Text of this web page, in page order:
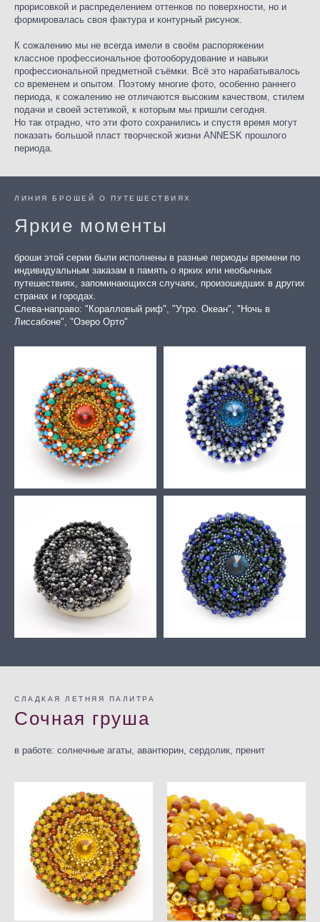
прорисовкой и распределением оттенков по поверхности, но и
формировалась своя фактура и контурный рисунок.
К сожалению мы не всегда имели в своём распоряжении
классное профессиональное фотооборудование и навыки
профессиональной предметной съёмки. Всё это нарабатывалось
со временем и опытом. Поэтому многие фото, особенно раннего
периода, к сожалению не отличаются высоким качеством, стилем
подачи и своей эстетикой, к которым мы пришли сегодня.
Но так отрадно, что эти фото сохранились и спустя время могут
показать большой пласт творческой жизни ANNESK прошлого
периода.
ЛИНИЯ БРОШЕЙ О ПУТЕШЕСТВИЯХ
Яркие моменты
броши этой серии были исполнены в разные периоды времени по
индивидуальным заказам в память о ярких или необычных
путешествиях, запоминающихся случаях, произошедших в других
странах и городах.
Слева-направо: "Коралловый риф", "Утро. Океан", "Ночь в
Лиссабоне", "Озеро Орто"
СЛАДКАЯ ЛЕТНЯЯ ПАЛИТРА
Сочная груша
в работе: солнечные агаты, авантюрин, сердолик, пренит